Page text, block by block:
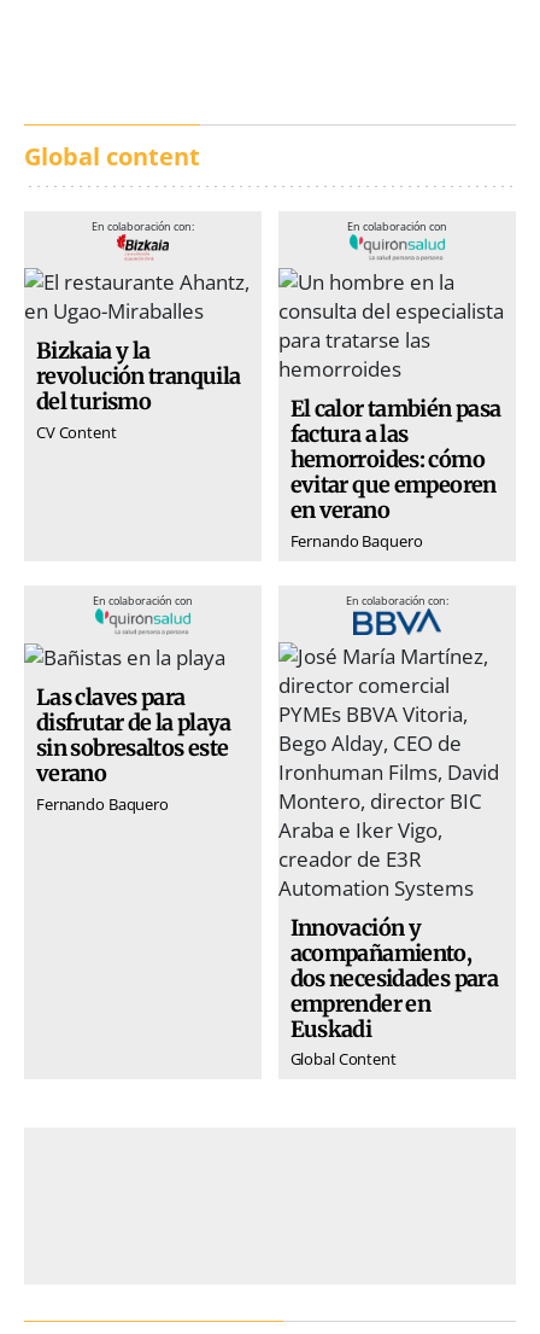
Global content
En colaboración con:
Bizkaia y la
revolución tranquila
del turismo
CV Content
En colaboración con
El calor también pasa
factura a las
hemorroides: cómo
evitar que empeoren
en verano
Fernando Baquero
En colaboración con
Las claves para
disfrutar de la playa
sin sobresaltos este
verano
Fernando Baquero
En colaboración con:
Innovación y
acompañamiento,
dos necesidades para
emprender en
Euskadi
Global Content